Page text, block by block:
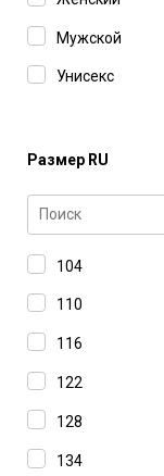
Arma
Art Dealer
Мужской
Унисекс
Размер RU
104
110
116
122
128
134